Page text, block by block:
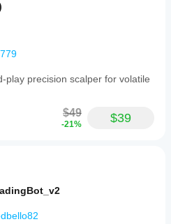
precision scalper for volatile
$49
-21% $39